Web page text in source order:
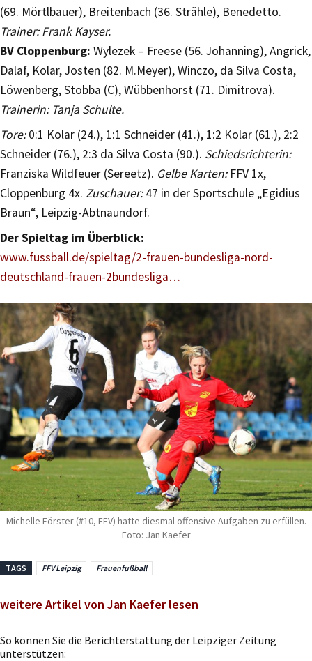
(69. Mörtlbauer), Breitenbach (36. Strähle), Benedetto.
Trainer: Frank Kayser.
BV Cloppenburg: Wylezek – Freese (56. Johanning), Angrick,
Dalaf, Kolar, Josten (82. M.Meyer), Winczo, da Silva Costa,
Löwenberg, Stobba (C), Wübbenhorst (71. Dimitrova).
Trainerin: Tanja Schulte.
Tore:0:1 Kolar (24.), 1:1 Schneider (41.), 1:2 Kolar (61.), 2:2
Schneider (76.), 2:3 da Silva Costa (90.). Schiedsrichterin:
Franziska Wildfeuer (Sereetz). Gelbe Karten:FFV 1x,
Cloppenburg 4x. Zuschauer:47 in der Sportschule „Egidius
Braun“, Leipzig-Abtnaundorf.
Der Spieltag im Überblick:
www.fussball.de/spieltag/2-frauen-bundesliga-nord-
deutschland-frauen-2bundesliga…
Michelle Förster (#10, FFV) hatte diesmal offensive Aufgaben zu erfüllen.
Foto: Jan Kaefer
TAGS FFV Leipzig Frauenfußball
weitere Artikel von Jan Kaefer lesen
So können Sie die Berichterstattung der Leipziger Zeitung
unterstützen: